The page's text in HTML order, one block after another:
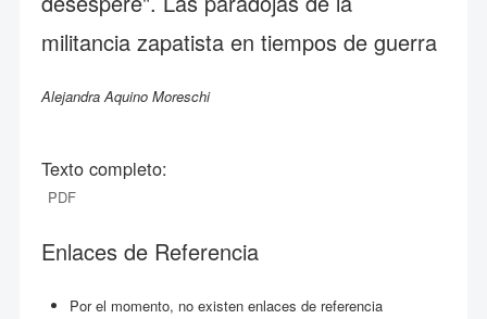
militancia zapatista en tiempos de guerra
Alejandra Aquino Moreschi
Texto completo:
PDF
Enlaces de Referencia
Por el momento, no existen enlaces de referencia